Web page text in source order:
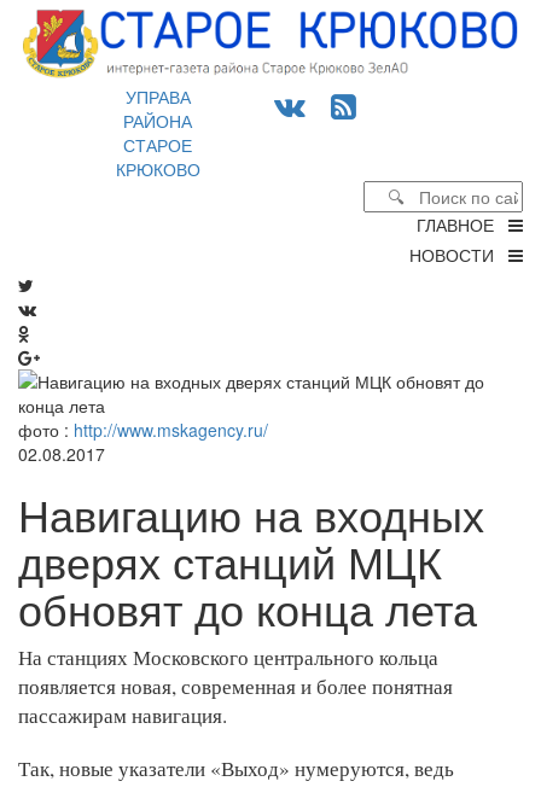
УПРАВА
РАЙОНА
СТАРОЕ
КРЮКОВО
ГЛАВНОЕ
НОВОСТИ
фото : http://www.mskagency.ru/
02.08.2017
Навигацию на входных
дверях станций МЦК
обновят до конца лета
На станциях Московского центрального кольца
появляется новая, современная и более понятная
пассажирам навигация.
Так, новые указатели «Выход» нумеруются, ведь